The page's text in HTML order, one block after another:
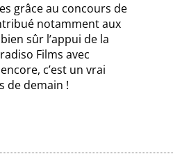
grâce au concours de
notamment aux
sûr l’appui de la
Films avec
c’est un vrai
de demain !